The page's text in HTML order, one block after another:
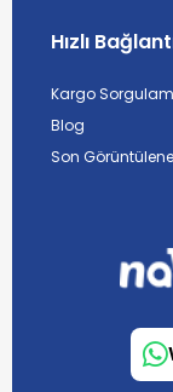
Hızlı
Kargo
Blog
Son